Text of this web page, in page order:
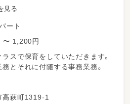
見る
ート
〜 1,200円
スで保育をしていただきます。
とそれに付随する事務業務。
高萩町1319-1